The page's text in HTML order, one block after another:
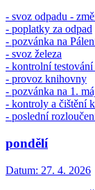
- svoz odpadu -
- poplatky za odpad
- pozvánka na
- svoz železa
- kontrolní
- provoz knihovny
- pozvánka na 1.
- kontroly a čištění
- poslední
pondělí
Datum: 27. 4. 2026